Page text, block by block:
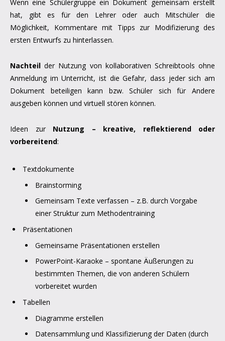
Wenn eine Schülergruppe ein Dokument gemeinsam erstellt
hat, gibt es für den Lehrer oder auch Mitschüler die
Möglichkeit, Kommentare mit Tipps zur Modifizierung des
ersten Entwurfs zu hinterlassen.
Nachteil der Nutzung von kollaborativen Schreibtools ohne
Anmeldung im Unterricht, ist die Gefahr, dass jeder sich am
Dokument beteiligen kann bzw. Schüler sich für Andere
ausgeben können und virtuell stören können.
Ideen zur Nutzung – kreative, reflektierend oder
vorbereitend:
Textdokumente
Brainstorming
Gemeinsam Texte verfassen – z.B. durch Vorgabe
einer Struktur zum Methodentraining
Präsentationen
Gemeinsame Präsentationen erstellen
PowerPoint-Karaoke – spontane Äußerungen zu
bestimmten Themen, die von anderen Schülern
vorbereitet wurden
Tabellen
Diagramme erstellen
Datensammlung und Klassifizierung der Daten (durch